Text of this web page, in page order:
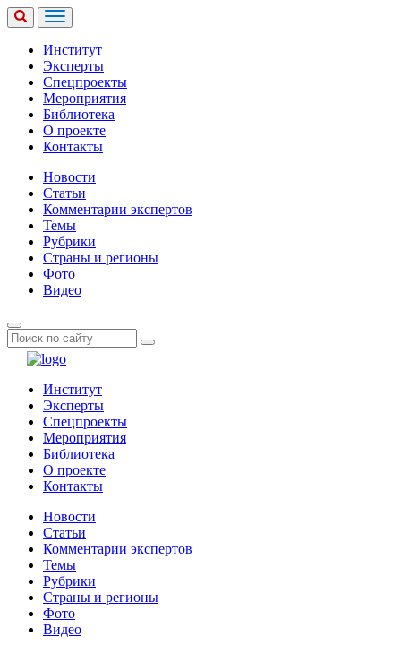
Институт
Эксперты
Спецпроекты
Мероприятия
Библиотека
О проекте
Контакты
Новости
Статьи
Комментарии экспертов
Темы
Рубрики
Страны и регионы
Фото
Видео
Институт
Эксперты
Спецпроекты
Мероприятия
Библиотека
О проекте
Контакты
Новости
Статьи
Комментарии экспертов
Темы
Рубрики
Страны и регионы
Фото
Видео